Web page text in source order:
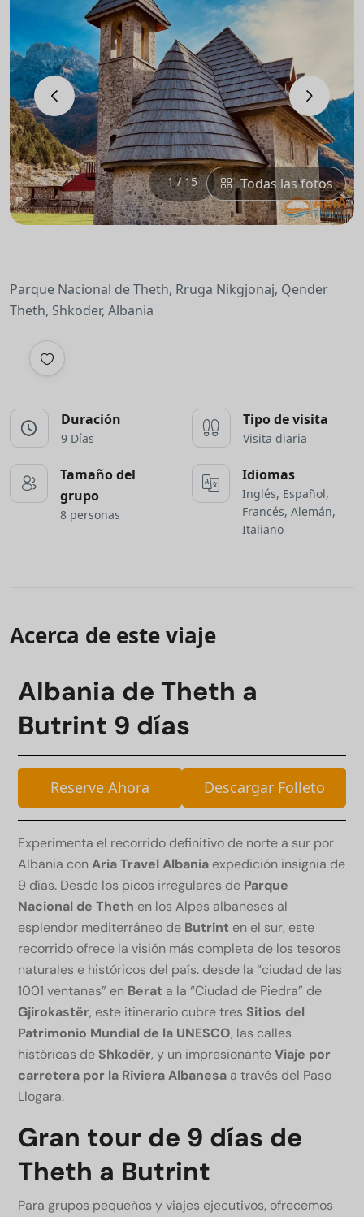
‹ ›
1 / 15 Todas las fotos
Parque Nacional de Theth, Rruga Nikgjonaj, Qender
Theth, Shkoder, Albania
Duración
9 Días
Tipo de visita
Visita diaria
Tamaño del
grupo
8 personas
Idiomas
Inglés, Español,
Francés, Alemán,
Italiano
Acerca de este viaje
Albania de Theth a
Butrint 9 días
Reserve Ahora Descargar Folleto
Experimenta el recorrido definitivo de norte a sur por
Albania con Aria Travel Albania expedición insignia de
9 días. Desde los picos irregulares de Parque
Nacional de Theth en los Alpes albaneses al
esplendor mediterráneo de Butrint en el sur, este
recorrido ofrece la visión más completa de los tesoros
naturales e históricos del país. desde la “ciudad de las
1001 ventanas” en Berat a la “Ciudad de Piedra” de
Gjirokastër, este itinerario cubre tres Sitios del
Patrimonio Mundial de la UNESCO, las calles
históricas de Shkodër, y un impresionanteViaje por
carretera por la Riviera Albanesa a través del Paso
Llogara.
Gran tour de 9 días de
Theth a Butrint
Para grupos pequeños y viajes ejecutivos, ofrecemos